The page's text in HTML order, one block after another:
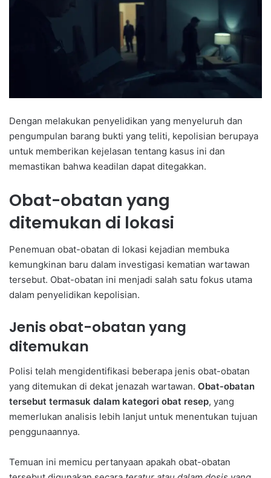
Dengan melakukan penyelidikan yang menyeluruh dan
pengumpulan barang bukti yang teliti, kepolisian berupaya
untuk memberikan kejelasan tentang kasus ini dan
memastikan bahwa keadilan dapat ditegakkan.
Obat-obatan yang
ditemukan di lokasi
Penemuan obat-obatan di lokasi kejadian membuka
kemungkinan baru dalam investigasi kematian wartawan
tersebut. Obat-obatan ini menjadi salah satu fokus utama
dalam penyelidikan kepolisian.
Jenis obat-obatan yang
ditemukan
Polisi telah mengidentifikasi beberapa jenis obat-obatan
yang ditemukan di dekat jenazah wartawan. Obat-obatan
tersebut termasuk dalam kategori obat resep, yang
memerlukan analisis lebih lanjut untuk menentukan tujuan
penggunaannya.
Temuan ini memicu pertanyaan apakah obat-obatan